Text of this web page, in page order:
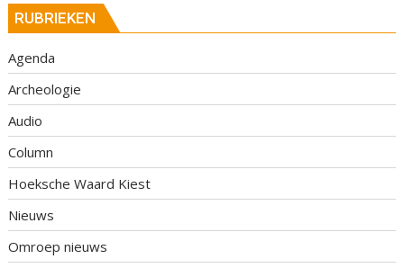
RUBRIEKEN
Agenda
Archeologie
Audio
Column
Hoeksche Waard Kiest
Nieuws
Omroep nieuws